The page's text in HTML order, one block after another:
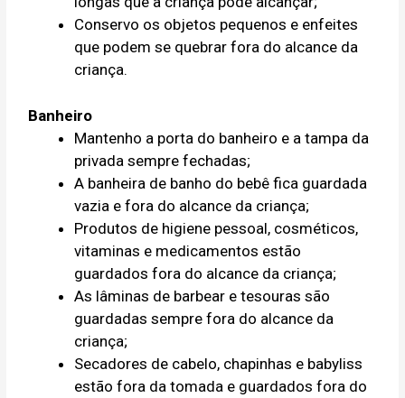
Conservo os objetos pequenos e enfeites
que podem se quebrar fora do alcance da
criança.
Banheiro
Mantenho a porta do banheiro e a tampa da
privada sempre fechadas;
A banheira de banho do bebê fica guardada
vazia e fora do alcance da criança;
Produtos de higiene pessoal, cosméticos,
vitaminas e medicamentos estão
guardados fora do alcance da criança;
As lâminas de barbear e tesouras são
guardadas sempre fora do alcance da
criança;
Secadores de cabelo, chapinhas e babyliss
estão fora da tomada e guardados fora do